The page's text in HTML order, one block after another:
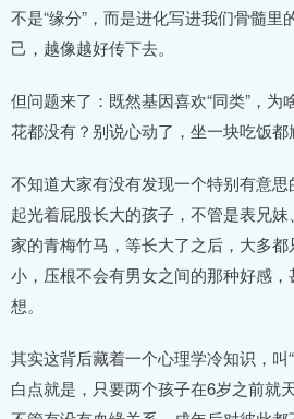
不是“缘分”，而是进化写进我们骨髓里
己，越像越好传下去。
但问题来了：既然基因喜欢“同类”，为
花都没有？别说心动了，坐一块吃饭都
不知道大家有没有发现一个特别有意
起光着屁股长大的孩子，不管是表兄
家的青梅竹马，等长大了之后，大多
小，压根不会有男女之间的那种好感
想。
其实这背后藏着一个心理学冷知识，叫
白点就是，只要两个孩子在6岁之前就